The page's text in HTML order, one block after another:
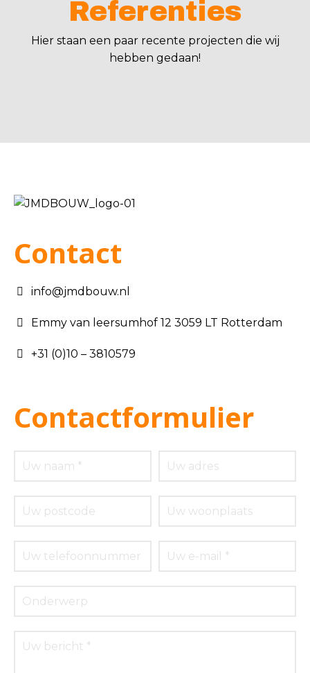
Referenties
Hier staan een paar recente projecten die wij
hebben gedaan!
Contact
info@jmdbouw.nl
Emmy van leersumhof 12 3059 LT Rotterdam
+31 (0)10 – 3810579
Contactformulier